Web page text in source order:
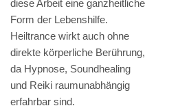
diese Arbeit eine ganzheitliche
Form der Lebenshilfe.
Heiltrance wirkt auch ohne
direkte körperliche Berührung,
da Hypnose, Soundhealing
und Reiki raumunabhängig
erfahrbar sind.